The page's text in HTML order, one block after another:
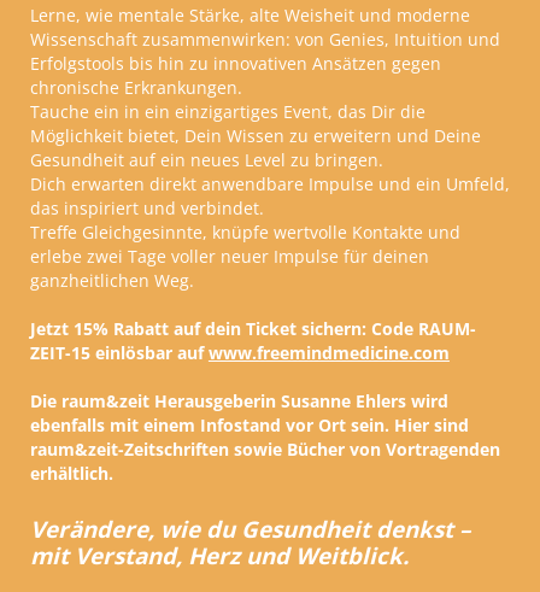
Lerne, wie mentale Stärke, alte Weisheit und moderne
Wissenschaft zusammenwirken: von Genies, Intuition und
Erfolgstools bis hin zu innovativen Ansätzen gegen
chronische Erkrankungen.
Tauche ein in ein einzigartiges Event, das Dir die
Möglichkeit bietet, Dein Wissen zu erweitern und Deine
Gesundheit auf ein neues Level zu bringen.
Dich erwarten direkt anwendbare Impulse und ein Umfeld,
das inspiriert und verbindet.
Treffe Gleichgesinnte, knüpfe wertvolle Kontakte und
erlebe zwei Tage voller neuer Impulse für deinen
ganzheitlichen Weg.
Jetzt 15% Rabatt auf dein Ticket sichern: Code RAUM-
ZEIT-15 einlösbar aufwww.freemindmedicine.com
Die raum&zeit Herausgeberin Susanne Ehlers wird
ebenfalls mit einem Infostand vor Ort sein. Hier sind
raum&zeit-Zeitschriften sowie Bücher von Vortragenden
erhältlich.
Verändere, wie du Gesundheit denkst –
mit Verstand, Herz und Weitblick.